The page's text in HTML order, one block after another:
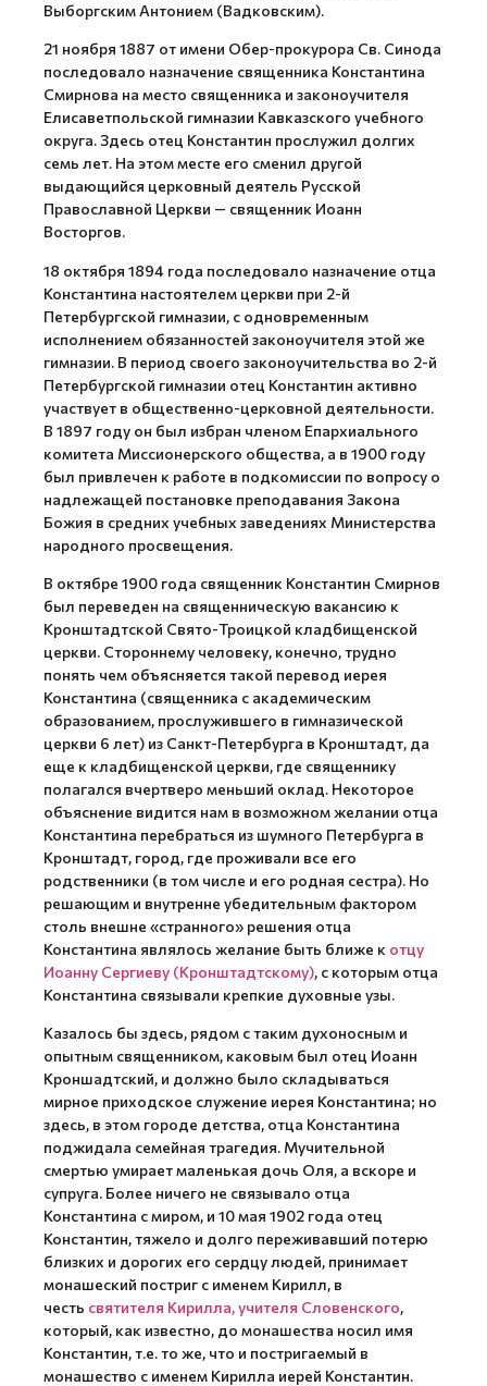
Выборгским Антонием (Вадковским).
21 ноября 1887 от имени Обер-прокурора Св. Синода
последовало назначение священника Константина
Смирнова на место священника и законоучителя
Елисаветпольской гимназии Кавказского учебного
округа. Здесь отец Константин прослужил долгих
семь лет. На этом месте его сменил другой
выдающийся церковный деятель Русской
Православной Церкви — священник Иоанн
Восторгов.
18 октября 1894 года последовало назначение отца
Константина настоятелем церкви при 2-й
Петербургской гимназии, с одновременным
исполнением обязанностей законоучителя этой же
гимназии. В период своего законоучительства во 2-й
Петербургской гимназии отец Константин активно
участвует в общественно-церковной деятельности.
В 1897 году он был избран членом Епархиального
комитета Миссионерского общества, а в 1900 году
был привлечен к работе в подкомиссии по вопросу о
надлежащей постановке преподавания Закона
Божия в средних учебных заведениях Министерства
народного просвещения.
В октябре 1900 года священник Константин Смирнов
был переведен на священническую вакансию к
Кронштадтской Свято-Троицкой кладбищенской
церкви. Стороннему человеку, конечно, трудно
понять чем объясняется такой перевод иерея
Константина (священника с академическим
образованием, прослужившего в гимназической
церкви 6 лет) из Санкт-Петербурга в Кронштадт, да
еще к кладбищенской церкви, где священнику
полагался вчертверо меньший оклад. Некоторое
объяснение видится нам в возможном желании отца
Константина перебраться из шумного Петербурга в
Кронштадт, город, где проживали все его
родственники (в том числе и его родная сестра). Но
решающим и внутренне убедительным фактором
столь внешне «странного» решения отца
Константина являлось желание быть ближе к отцу
Иоанну Сергиеву (Кронштадтскому), с которым отца
Константина связывали крепкие духовные узы.
Казалось бы здесь, рядом с таким духоносным и
опытным священником, каковым был отец Иоанн
Кроншадтский, и должно было складываться
мирное приходское служение иерея Константина; но
здесь, в этом городе детства, отца Константина
поджидала семейная трагедия. Мучительной
смертью умирает маленькая дочь Оля, а вскоре и
супруга. Более ничего не связывало отца
Константина с миром, и 10 мая 1902 года отец
Константин, тяжело и долго переживавший потерю
близких и дорогих его сердцу людей, принимает
монашеский постриг с именем Кирилл, в
честь святителя Кирилла, учителя Словенского,
который, как известно, до монашества носил имя
Константин, т.е. то же, что и постригаемый в
монашество с именем Кирилла иерей Константин.